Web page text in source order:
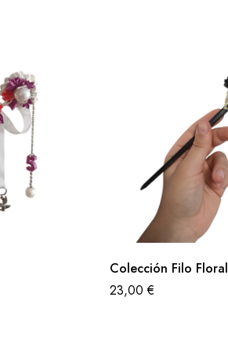
Colección Filo Floral
23,00€